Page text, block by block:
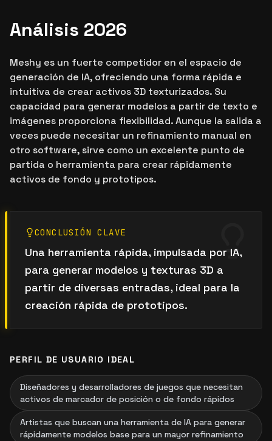
Análisis 2026
Meshy es un fuerte competidor en el espacio de
generación de IA, ofreciendo una forma rápida e
intuitiva de crear activos 3D texturizados. Su
capacidad para generar modelos a partir de texto e
imágenes proporciona flexibilidad. Aunque la salida a
veces puede necesitar un refinamiento manual en
otro software, sirve como un excelente punto de
partida o herramienta para crear rápidamente
activos de fondo y prototipos.
CONCLUSIÓN CLAVE
Una herramienta rápida, impulsada por IA,
para generar modelos y texturas 3D a
partir de diversas entradas, ideal para la
creación rápida de prototipos.
PERFIL DE USUARIO IDEAL
Diseñadores y desarrolladores de juegos que necesitan
activos de marcador de posición o de fondo rápidos
Artistas que buscan una herramienta de IA para generar
rápidamente modelos base para un mayor refinamiento